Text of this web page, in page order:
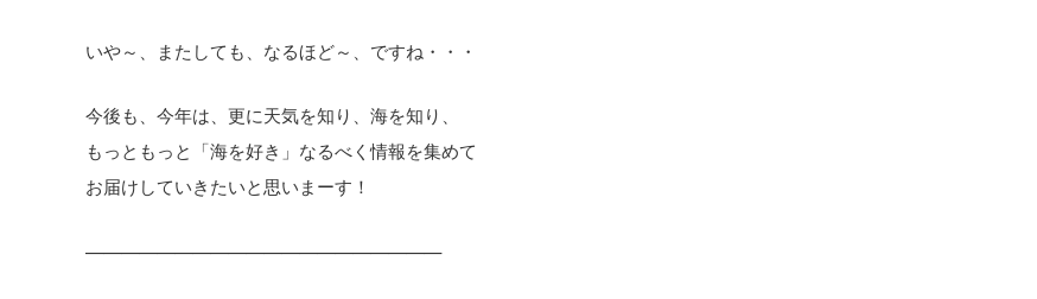
いや～、またしても、なるほど～、ですね・・・
今後も、今年は、更に天気を知り、海を知り、
もっともっと「海を好き」なるべく情報を集めて
お届けしていきたいと思いまーす！
————————————————————